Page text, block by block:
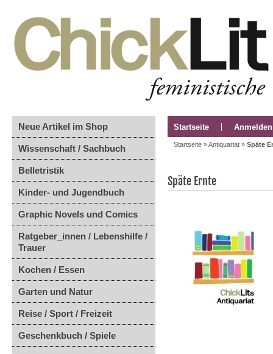
Neue Artikel im Shop
Wissenschaft / Sachbuch
Belletristik
Kinder- und Jugendbuch
Graphic Novels und Comics
Ratgeber_innen / Lebenshilfe /
Trauer
Kochen / Essen
Garten und Natur
Reise / Sport / Freizeit
Geschenkbuch / Spiele
Startseite Anmelden
Startseite »Antiquariat » Späte
Späte Ernte